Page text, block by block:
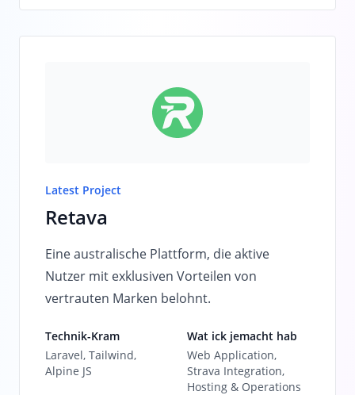
Latest Project
Retava
Eine australische Plattform, die aktive
Nutzer mit exklusiven Vorteilen von
vertrauten Marken belohnt.
Technik-Kram
Laravel, Tailwind,
Alpine JS
Wat ick jemacht hab
Web Application,
Strava Integration,
Hosting & Operations